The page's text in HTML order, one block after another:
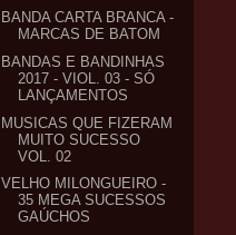
BANDA CARTA BRANCA -
MARCAS DE BATOM
BANDAS E BANDINHAS
2017 - VIOL. 03 - SÓ
LANÇAMENTOS
MUSICAS QUE FIZERAM
MUITO SUCESSO
VOL. 02
VELHO MILONGUEIRO -
35 MEGA SUCESSOS
GAÚCHOS